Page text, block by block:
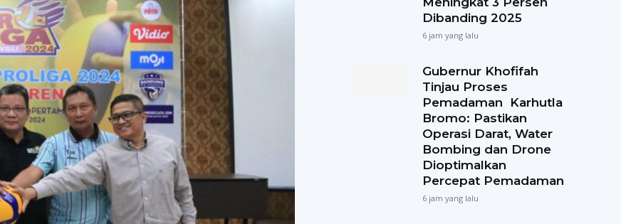
Dibanding 2025
6 jam yang lalu
Gubernur Khofifah
Tinjau Proses
Pemadaman Karhutla
Bromo: Pastikan
Operasi Darat, Water
Bombing dan Drone
Dioptimalkan
Percepat Pemadaman
6 jam yang lalu